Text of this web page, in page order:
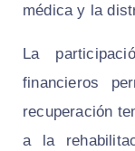
médica y la
La
financieros
recuperación
a la